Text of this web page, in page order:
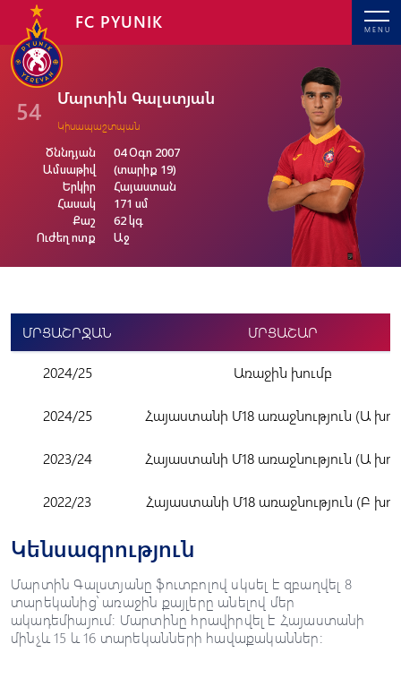
MENU
FC PYUNIK
54 Մարտին Գալստյան
Կիսապաշտպան
Ծննդյան
Ամսաթիվ
Երկիր
Հասակ
Քաշ
Ուժեղ ոտք
04 Օգո 2007
(տարիք 19)
Հայաստան
171 սմ
62 կգ
Աջ
ՄՐՑԱՇՐՋԱՆ ՄՐՑԱՇԱՐ
2024/25 Առաջին խումբ
2024/25 Հայաստանի Մ18 առաջնություն (Ա
2023/24 Հայաստանի Մ18 առաջնություն (Ա
2022/23 Հայաստանի Մ18 առաջնություն (Բ
Կենսագրություն
Մարտին Գալստյանը ֆուտբոլով սկսել է զբաղվել 8
տարեկանից՝ առաջին քայլերը անելով մեր
ակադեմիայում: Մարտինը հրավիրվել է Հայաստանի
մինչև 15 և 16 տարեկանների հավաքականներ: